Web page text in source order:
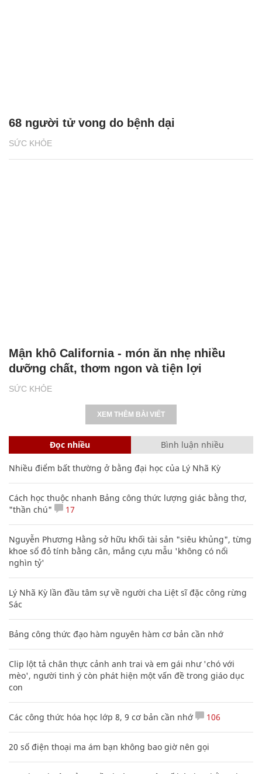
SỨC KHỎE
68 người tử vong do bệnh dại
SỨC KHỎE
Mận khô California - món ăn nhẹ nhiều
dưỡng chất, thơm ngon và tiện lợi
XEM THÊM BÀI VIẾT
Đọc nhiều Bình luận nhiều
Nhiều điểm bất thường ở bằng đại học của Lý Nhã Kỳ
Cách học thuộc nhanh Bảng công thức lượng giác bằng thơ,
"thần chú"
17
Nguyễn Phương Hằng sở hữu khối tài sản "siêu khủng", từng
khoe sổ đỏ tính bằng cân, mắng cựu mẫu 'không có nổi
nghìn tỷ'
Lý Nhã Kỳ lần đầu tâm sự về người cha Liệt sĩ đặc công rừng
Sác
Bảng công thức đạo hàm nguyên hàm cơ bản cần nhớ
Clip lột tả chân thực cảnh anh trai và em gái như 'chó với
mèo', người tinh ý còn phát hiện một vấn đề trong giáo dục
con
Các công thức hóa học lớp 8, 9 cơ bản cần nhớ 106
20 số điện thoại ma ám bạn không bao giờ nên gọi